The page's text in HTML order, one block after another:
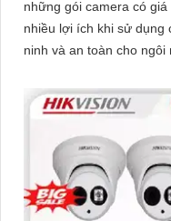
những gói camera có giá thành
nhiều lợi ích khi sử dụng
ninh và an toàn cho ngôi